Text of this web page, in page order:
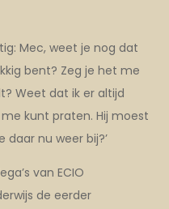
Mec, weet je nog dat
bent? Zeg je het me
Weet dat ik er altijd
kunt praten. Hij moest
daar nu weer bij?’
van ECIO
de eerder